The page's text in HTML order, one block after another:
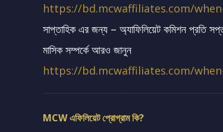
https://bd.mcwaffiliates.com/
সাপ্তাহিক এর জন্য – অ্যাফিলিয়েট কমিশন প্রতি
মাসিক সম্পর্কে আরও জানুন
https://bd.mcwaffiliates.com/
MCW এফিলিয়েট প্রোগ্রাম কি?